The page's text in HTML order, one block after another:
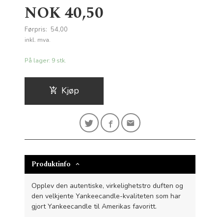
Tilbud
NOK40,50
Førpris: 54,00
Rabatt
inkl. mva.
På lager: 9 stk.
Kjøp
Produktinfo
Opplev den autentiske, virkelighetstro duften og
den velkjente Yankeecandle-kvaliteten som har
gjort Yankeecandle til Amerikas favoritt.